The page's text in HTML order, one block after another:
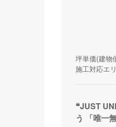
坪単価(建物
施工対応エ
❝JUST
う 「唯一